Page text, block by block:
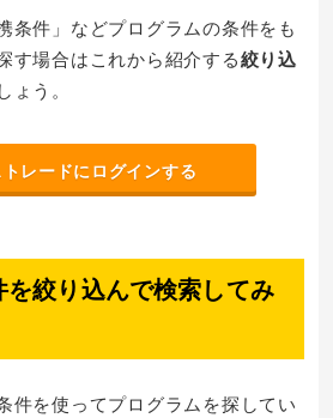
条件」などプログラムの条件をも
す場合はこれから紹介する絞り込
ょう。
レードにログインする
絞り込んで検索してみ
件を使ってプログラムを探してい